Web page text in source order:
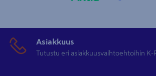
Asiakkuus
Tutustu eri asiakkuusvaihtoehtoihin K-